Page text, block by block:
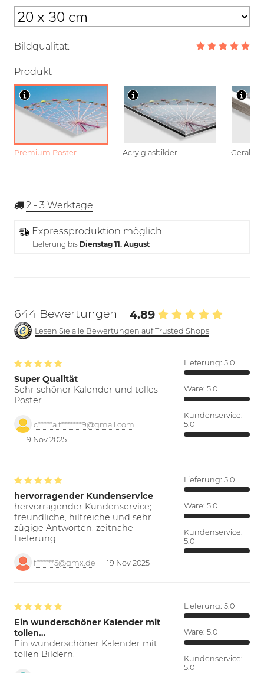
Bildqualität:
Produkt
Premium Poster Acrylglasbilder
2 - 3 Werktage
Expressproduktion möglich:
Lieferung bis Dienstag 11. August
644 Bewertungen 4.89
Lesen Sie alle Bewertungen auf Trusted Shops
Super Qualität
Sehr schöner Kalender und tolles
Poster.
c*****a.f*******9@gmail.com
19 Nov 2025
Lieferung: 5.0
Ware: 5.0
Kundenservice:
5.0
hervorragender Kundenservice
hervorragender Kundenservice;
freundliche, hilfreiche und sehr
zügige Antworten. zeitnahe
Lieferung
f******5@gmx.de 19 Nov 2025
Lieferung: 5.0
Ware: 5.0
Kundenservice:
5.0
Ein wunderschöner Kalender mit
tollen…
Ein wunderschöner Kalender mit
tollen Bildern.
Lieferung: 5.0
Ware: 5.0
Kundenservice:
5.0